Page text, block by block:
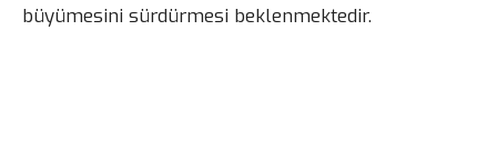
büyümesini sürdürmesi beklenmektedir.